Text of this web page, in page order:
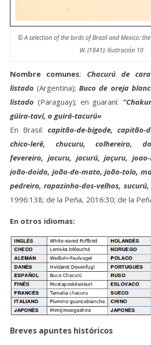
© A selection of the birds of Brazil and Mexico:
W. (1841): Ilustración 10
Nombre comunes: Chacurú de
listado (Argentina);Buco de oreja
listado (Paraguay); en guaraní:
güira-taví, o guirá-tacurú»
En Brasil: capitão-de-bigode, capitão-
chico-lerê, chucuru, colhereiro,
fevereiro, jacuru, jacurú, jaçuru, joao-
joão-doido, joão-do-mato, joão-tolo,
pedreiro, rapazinho-dos-velhos,
1996:138; de la Peña, 2016:30; de la
En otros idiomas:
Breves apuntes históricos